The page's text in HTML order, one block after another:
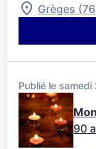
Grèges
Publié le
90